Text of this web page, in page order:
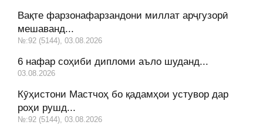
Вақте фарзонафарзандони миллат арҷгузорӣ
мешаванд...
№:92 (5144), 03.08.2026
6 нафар соҳиби дипломи аъло шуданд...
03.08.2026
Кӯҳистони Мастчоҳ бо қадамҳои устувор дар
роҳи рушд...
№:92 (5144), 03.08.2026